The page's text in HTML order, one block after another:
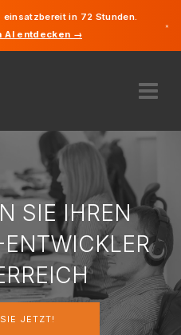
in 72 Stunden.
AI entdecken →
×
JETZT
SIE IHREN
JETZT!